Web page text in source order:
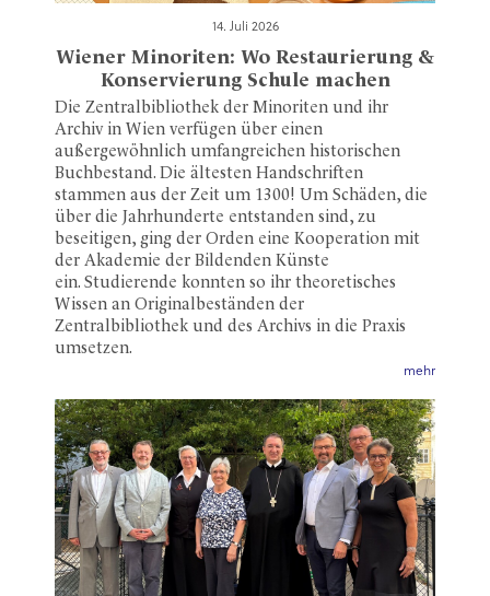
14. Juli 2026
Wiener Minoriten: Wo Restaurierung &
Konservierung Schule machen
Die Zentralbibliothek der Minoriten und ihr
Archiv in Wien verfügen über einen
außergewöhnlich umfangreichen historischen
Buchbestand. Die ältesten Handschriften
stammen aus der Zeit um 1300! Um Schäden, die
über die Jahrhunderte entstanden sind, zu
beseitigen, ging der Orden eine Kooperation mit
der Akademie der Bildenden Künste
ein. Studierende konnten so ihr theoretisches
Wissen an Originalbeständen der
Zentralbibliothek und des Archivs in die Praxis
umsetzen.
mehr